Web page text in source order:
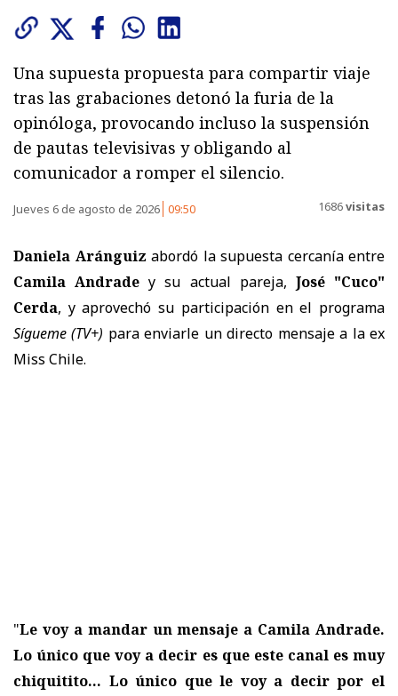
Una supuesta propuesta para compartir viaje
tras las grabaciones detonó la furia de la
opinóloga, provocando incluso la suspensión
de pautas televisivas y obligando al
comunicador a romper el silencio.
Jueves 6 de agosto de 2026 09:50 1686visitas
Daniela Aránguiz abordó la supuesta cercanía entre
Camila Andrade y su actual pareja, José "Cuco"
Cerda, y aprovechó su participación en el programa
Sígueme (TV+) para enviarle un directo mensaje a la ex
Miss Chile.
"Le voy a mandar un mensaje a Camila Andrade.
Lo único que voy a decir es que este canal es muy
chiquitito... Lo único que le voy a decir por el